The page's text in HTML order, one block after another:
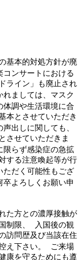
基本的対処方針が廃
ンサートにおける
ライン」も廃止され
ましては、マスク
調や生活環境に合
本とさせていただき
出しに関しても、
させていただきま
らず感染症の急拡
する注意喚起等が行
だく可能性もござ
よろしくお願い申
た方との濃厚接触が
制限、 入国後の観
訪問歴及び当該在住
え下さい。 ご来場
康を守るためにも遵